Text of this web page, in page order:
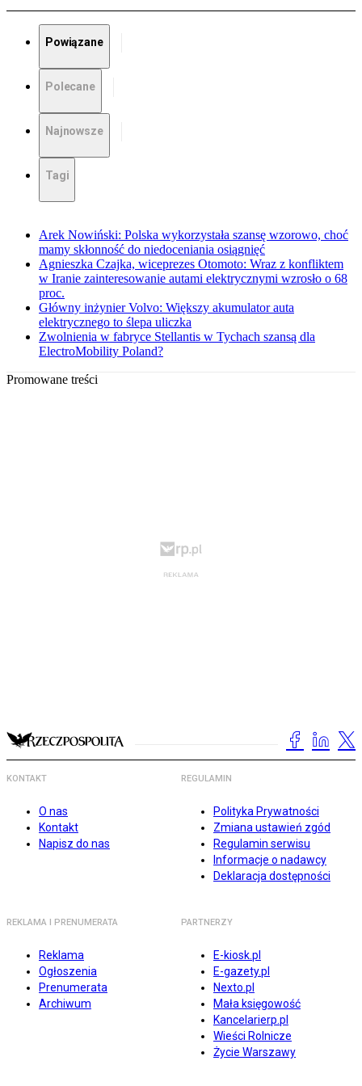
Powiązane
Polecane
Najnowsze
Tagi
Arek Nowiński: Polska wykorzystała szansę wzorowo, choć
mamy skłonność do niedoceniania osiągnięć
Agnieszka Czajka, wiceprezes Otomoto: Wraz z konfliktem
w Iranie zainteresowanie autami elektrycznymi wzrosło o 68
proc.
Główny inżynier Volvo: Większy akumulator auta
elektrycznego to ślepa uliczka
Zwolnienia w fabryce Stellantis w Tychach szansą dla
ElectroMobility Poland?
Promowane treści
KONTAKT
O nas
Kontakt
Napisz do nas
REGULAMIN
Polityka Prywatności
Zmiana ustawień zgód
Regulamin serwisu
Informacje o nadawcy
Deklaracja dostępności
REKLAMA I PRENUMERATA
Reklama
Ogłoszenia
Prenumerata
Archiwum
PARTNERZY
E-kiosk.pl
E-gazety.pl
Nexto.pl
Mała księgowość
Kancelarierp.pl
Wieści Rolnicze
Życie Warszawy